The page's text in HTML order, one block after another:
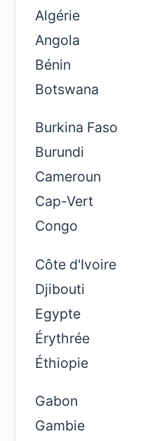
Algérie
Angola
Bénin
Botswana
Burkina Faso
Burundi
Cameroun
Cap-Vert
Congo
Côte d'Ivoire
Djibouti
Egypte
Érythrée
Éthiopie
Gabon
Gambie